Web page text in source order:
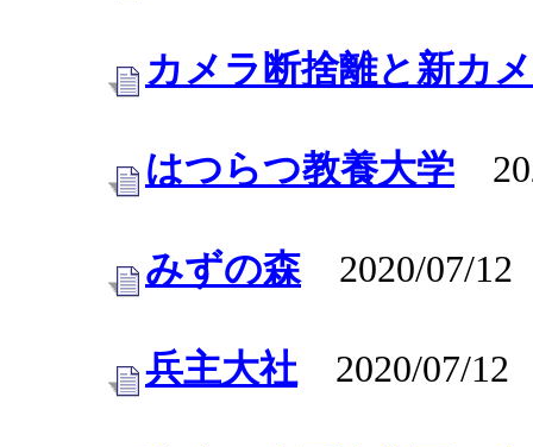
カメラ断捨離と新カ
はつらつ教養大学
みずの森2020/07/12
兵主大社2020/07/12